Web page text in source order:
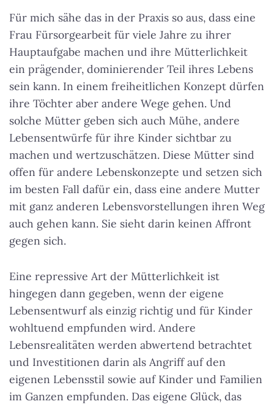
Für mich sähe das in der Praxis so aus, dass eine
Frau Fürsorgearbeit für viele Jahre zu ihrer
Hauptaufgabe machen und ihre Mütterlichkeit
ein prägender, dominierender Teil ihres Lebens
sein kann. In einem freiheitlichen Konzept dürfen
ihre Töchter aber andere Wege gehen. Und
solche Mütter geben sich auch Mühe, andere
Lebensentwürfe für ihre Kinder sichtbar zu
machen und wertzuschätzen. Diese Mütter sind
offen für andere Lebenskonzepte und setzen sich
im besten Fall dafür ein, dass eine andere Mutter
mit ganz anderen Lebensvorstellungen ihren Weg
auch gehen kann. Sie sieht darin keinen Affront
gegen sich.
Eine repressive Art der Mütterlichkeit ist
hingegen dann gegeben, wenn der eigene
Lebensentwurf als einzig richtig und für Kinder
wohltuend empfunden wird. Andere
Lebensrealitäten werden abwertend betrachtet
und Investitionen darin als Angriff auf den
eigenen Lebensstil sowie auf Kinder und Familien
im Ganzen empfunden. Das eigene Glück, das